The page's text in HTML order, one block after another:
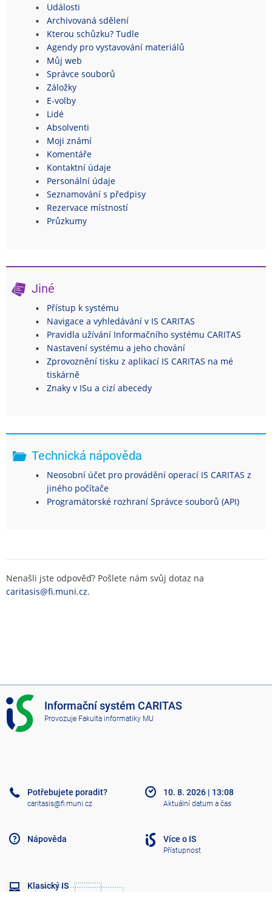
Události
Archivovaná sdělení
Kterou schůzku? Tudle
Agendy pro vystavování materiálů
Můj web
Správce souborů
Záložky
E-volby
Lidé
Absolventi
Moji známí
Komentáře
Kontaktní údaje
Personální údaje
Seznamování s předpisy
Rezervace místností
Průzkumy
Jiné
Přístup k systému
Navigace a vyhledávání v IS CARITAS
Pravidla užívání Informačního systému CARITAS
Nastavení systému a jeho chování
Zprovoznění tisku z aplikací IS CARITAS na mé
tiskárně
Znaky v ISu a cizí abecedy
Technická nápověda
Neosobní účet pro provádění operací IS CARITAS z
jiného počítače
Programátorské rozhraní Správce souborů (API)
Nenašli jste odpověď? Pošlete nám svůj dotaz na
caritasis@fi.muni.cz.
I
S
C
A
Informační systém CARITAS
Provozuje Fakulta informatiky MU
Potřebujete poradit?
caritasis@fi.muni.cz
Nápověda
Klasický IS
10. 8. 2026 | 13:08
Aktuální datum a čas
Více o IS
Přístupnost